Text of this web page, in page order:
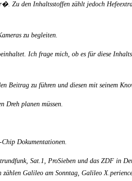
Zu den Inhaltsstoffen zählt jedoch
zu begleiten.
Ich frage mich, ob es für diese
Beitrag zu führen und diesen mit seinem
Dreh planen müssen.
Dokumentationen.
Sat.1, ProSieben und das ZDF in
Galileo am Sonntag, Galileo